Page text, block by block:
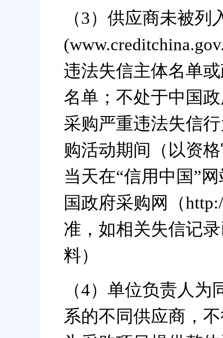
（3）供应商未被列
违法失信主体名单
名单；不处于中国
采购严重违法失信
购活动期间（以资
当天在“信用中国”
国政府采购网（
准，如相关失信记
料）
（4）单位负责人
系的不同供应商，